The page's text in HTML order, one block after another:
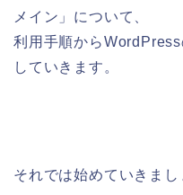
メイン」について、
利用手順から
していきます。
それでは始めていきまし